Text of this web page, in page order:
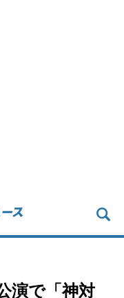
演で「神対